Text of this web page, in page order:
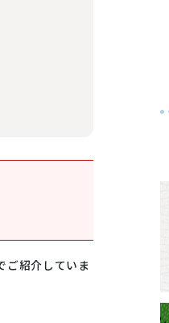
ご紹介していま